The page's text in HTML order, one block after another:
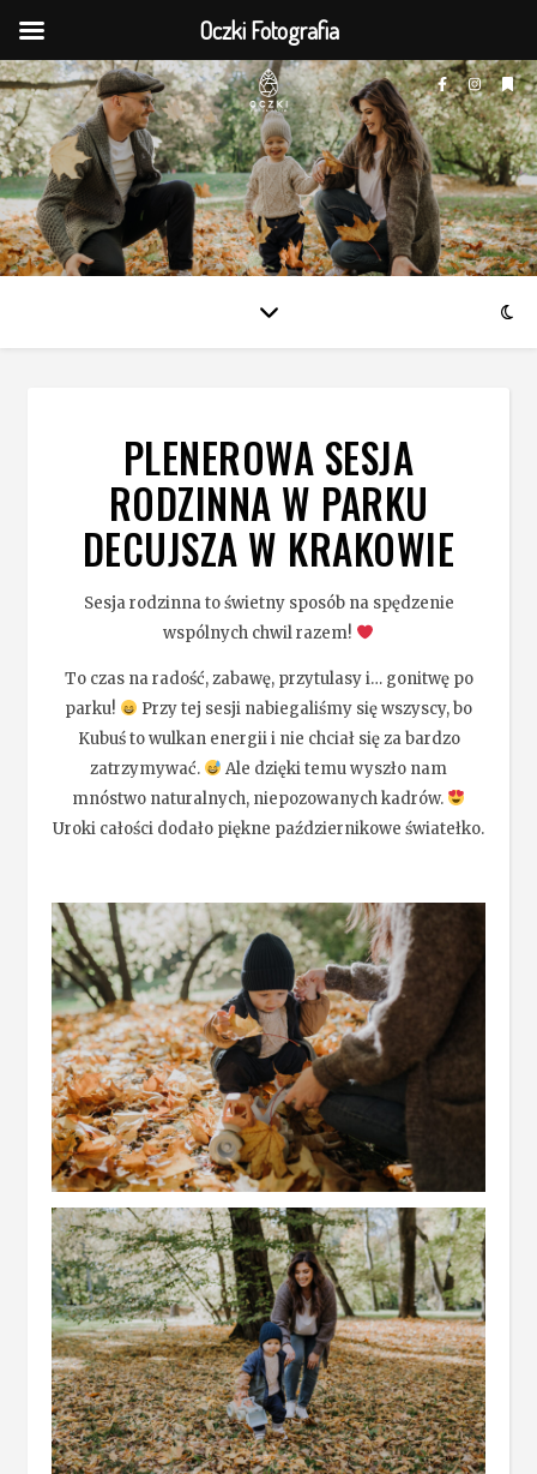
PLENEROWA SESJA
RODZINNA W PARKU
DECUJSZA W KRAKOWIE
Sesja rodzinna to świetny sposób na spędzenie
wspólnych chwil razem!
To czas na radość, zabawę, przytulasy i… gonitwę po
parku!
Przy tej sesji nabiegaliśmy się wszyscy, bo
Kubuś to wulkan energii i nie chciał się za bardzo
zatrzymywać.
Ale dzięki temu wyszło nam
mnóstwo naturalnych, niepozowanych kadrów.
Uroki całości dodało piękne październikowe światełko.
Oczki Fotografia